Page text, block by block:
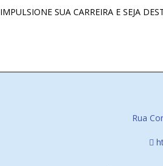
IMPULSIONE SUA CARREIRA E SEJA
Rua